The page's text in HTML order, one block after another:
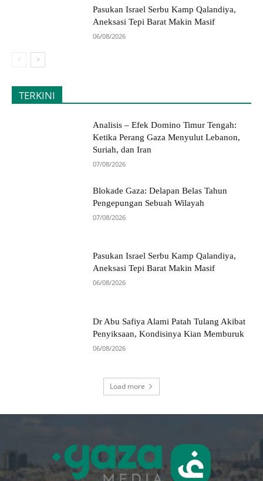
Pasukan Israel Serbu Kamp Qalandiya,
Aneksasi Tepi Barat Makin Masif
06/08/2026
TERKINI
Analisis – Efek Domino Timur Tengah:
Ketika Perang Gaza Menyulut Lebanon,
Suriah, dan Iran
07/08/2026
Blokade Gaza: Delapan Belas Tahun
Pengepungan Sebuah Wilayah
07/08/2026
Pasukan Israel Serbu Kamp Qalandiya,
Aneksasi Tepi Barat Makin Masif
06/08/2026
Dr Abu Safiya Alami Patah Tulang Akibat
Penyiksaan, Kondisinya Kian Memburuk
06/08/2026
Load more